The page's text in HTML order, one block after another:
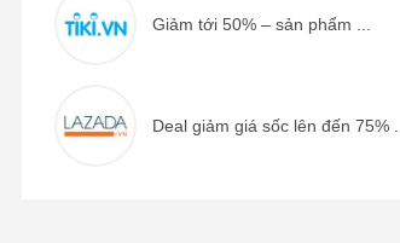
Giảm tới 50% – sản phẩm ...
Deal giảm giá sốc lên đến 75% ...